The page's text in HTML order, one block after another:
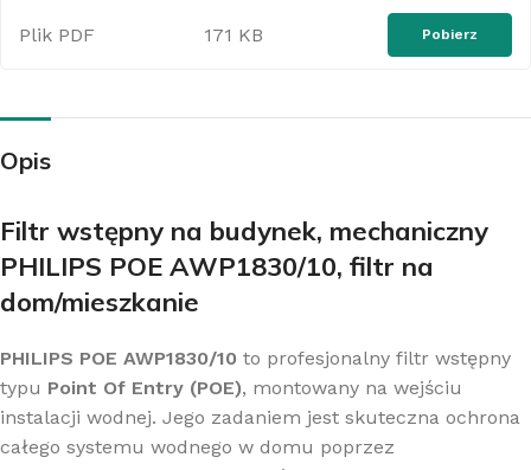
Plik PDF 171 KB Pobierz
Opis
Filtr wstępny na budynek, mechaniczny
PHILIPS POE AWP1830/10, filtr na
dom/mieszkanie
PHILIPS POE AWP1830/10 to profesjonalny filtr wstępny
typu Point Of Entry (POE), montowany na wejściu
instalacji wodnej. Jego zadaniem jest skuteczna ochrona
całego systemu wodnego w domu poprzez